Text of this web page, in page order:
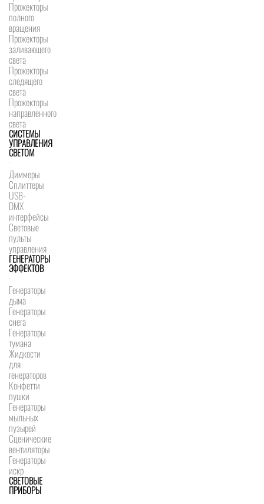
Прожекторы
полного
вращения
Прожекторы
заливающего
света
Прожекторы
следящего
света
Прожекторы
направленного
света
СИСТЕМЫ
УПРАВЛЕНИЯ
СВЕТОМ
Диммеры
Сплиттеры
USB-
DMX
интерфейсы
Световые
пульты
управления
ГЕНЕРАТОРЫ
ЭФФЕКТОВ
Генераторы
дыма
Генераторы
снега
Генераторы
тумана
Жидкости
для
генераторов
Конфетти
пушки
Генераторы
мыльных
пузырей
Сценические
вентиляторы
Генераторы
искр
СВЕТОВЫЕ
ПРИБОРЫ